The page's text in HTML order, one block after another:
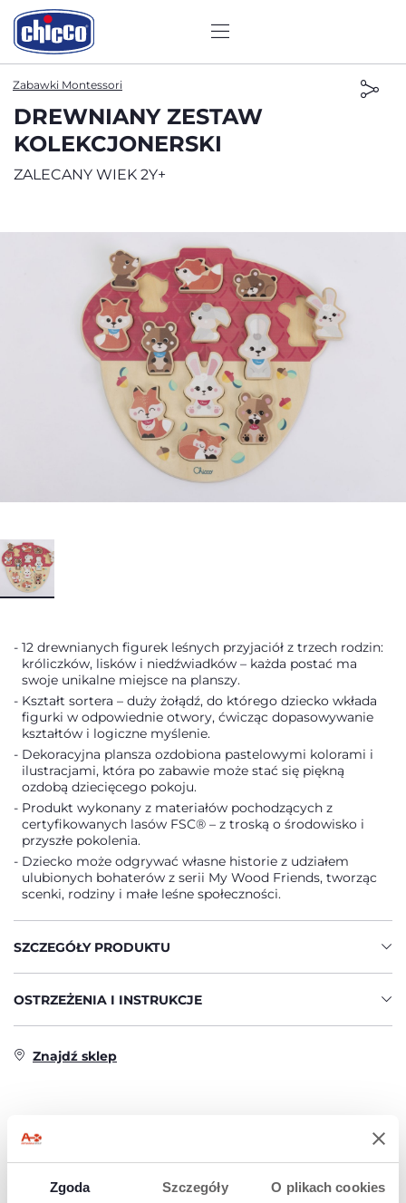
Zgoda Szczegóły O plikach cookies
Zabawki Montessori
DREWNIANY ZESTAW
KOLEKCJONERSKI
ZALECANY WIEK 2Y+
12 drewnianych figurek leśnych przyjaciół z trzech rodzin:
króliczków, lisków i niedźwiadków – każda postać ma
swoje unikalne miejsce na planszy.
Kształt sortera – duży żołądź, do którego dziecko wkłada
figurki w odpowiednie otwory, ćwicząc dopasowywanie
kształtów i logiczne myślenie.
Dekoracyjna plansza ozdobiona pastelowymi kolorami i
ilustracjami, która po zabawie może stać się piękną
ozdobą dziecięcego pokoju.
Produkt wykonany z materiałów pochodzących z
certyfikowanych lasów FSC® – z troską o środowisko i
przyszłe pokolenia.
Dziecko może odgrywać własne historie z udziałem
ulubionych bohaterów z serii My Wood Friends, tworząc
scenki, rodziny i małe leśne społeczności.
SZCZEGÓŁY PRODUKTU
OSTRZEŻENIA I INSTRUKCJE
Znajdź sklep
ZAINTERESOWAĆ